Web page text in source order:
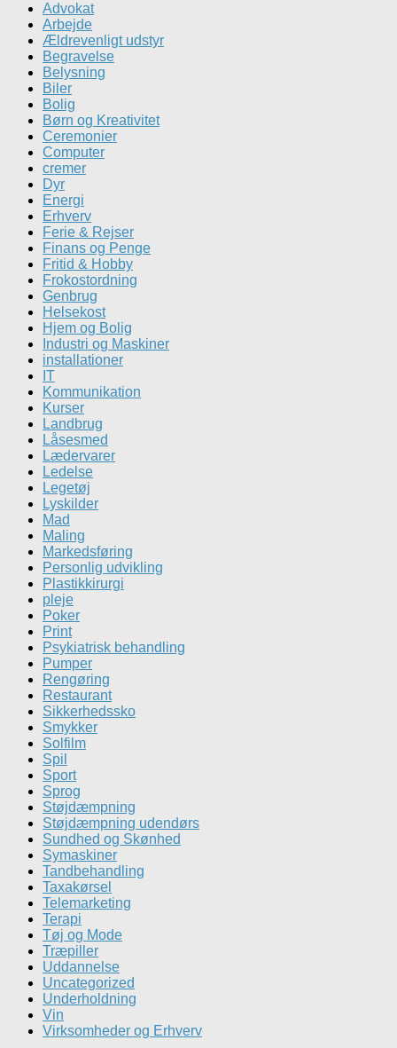
Advokat
Arbejde
Ældrevenligt udstyr
Begravelse
Belysning
Biler
Bolig
Børn og Kreativitet
Ceremonier
Computer
cremer
Dyr
Energi
Erhverv
Ferie & Rejser
Finans og Penge
Fritid & Hobby
Frokostordning
Genbrug
Helsekost
Hjem og Bolig
Industri og Maskiner
installationer
IT
Kommunikation
Kurser
Landbrug
Låsesmed
Lædervarer
Ledelse
Legetøj
Lyskilder
Mad
Maling
Markedsføring
Personlig udvikling
Plastikkirurgi
pleje
Poker
Print
Psykiatrisk behandling
Pumper
Rengøring
Restaurant
Sikkerhedssko
Smykker
Solfilm
Spil
Sport
Sprog
Støjdæmpning
Støjdæmpning udendørs
Sundhed og Skønhed
Symaskiner
Tandbehandling
Taxakørsel
Telemarketing
Terapi
Tøj og Mode
Træpiller
Uddannelse
Uncategorized
Underholdning
Vin
Virksomheder og Erhverv